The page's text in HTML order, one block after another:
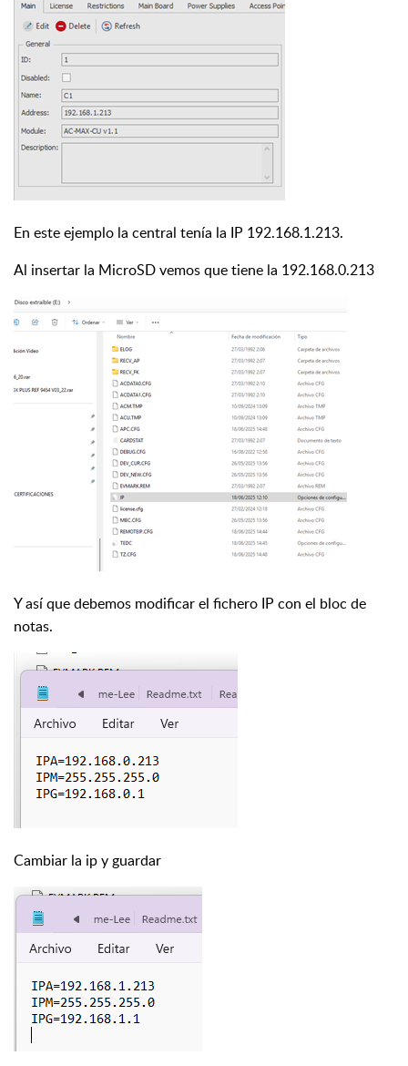
En este ejemplo la central tenía la IP 192.168.1.213.
Al insertar la MicroSD vemos que tiene la 192.168.0.213
Y así que debemos modificar el fichero IP con el bloc de
notas.
Cambiar la ip y guardar